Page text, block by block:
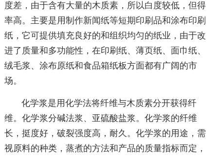
度差，由于含有大量的木质素，所以白度较低，但得
率高。主要是用制作新闻纸等短期印刷品和涂布印刷
纸，它可提供填充良好的和组织均匀的纸业，由于改
进了质量和多功能性，在印刷纸、薄页纸、面巾纸、
绒毛浆、涂布原纸和食品箱纸板方面都有广阔的市
场。
化学浆是用化学法将纤维与木质素分开获得纤
维。化学浆分碱法浆、亚硫酸盐浆。化学浆的纤维
长，挺度好，破裂强度高，耐久。化学浆的用途，需
视原料的种类，蒸煮的方法和产品的质量指标而定，